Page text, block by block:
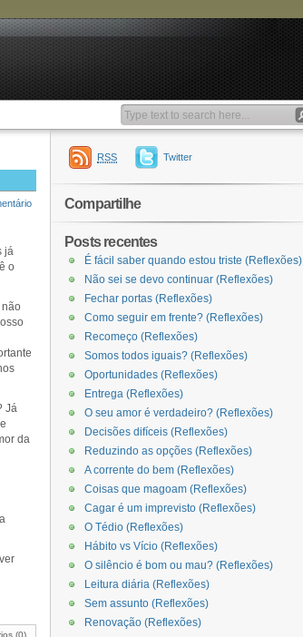
já
o
não
Já
da
(0)
RSS Twitter
Compartilhe
Posts recentes
É fácil saber quando estou triste (Reflexões)
Não sei se devo continuar (Reflexões)
Fechar portas (Reflexões)
Como seguir em frente? (Reflexões)
Recomeço (Reflexões)
Somos todos iguais? (Reflexões)
Oportunidades (Reflexões)
Entrega (Reflexões)
O seu amor é verdadeiro? (Reflexões)
Decisões difíceis (Reflexões)
Reduzindo as opções (Reflexões)
A corrente do bem (Reflexões)
Coisas que magoam (Reflexões)
Cagar é um imprevisto (Reflexões)
O Tédio (Reflexões)
Hábito vs Vício (Reflexões)
O silêncio é bom ou mau? (Reflexões)
Leitura diária (Reflexões)
Sem assunto (Reflexões)
Renovação (Reflexões)